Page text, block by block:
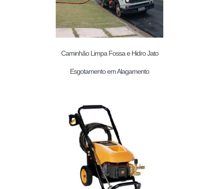
Caminhão Limpa Fossa e Hidro Jato
Esgotamento em Alagamento